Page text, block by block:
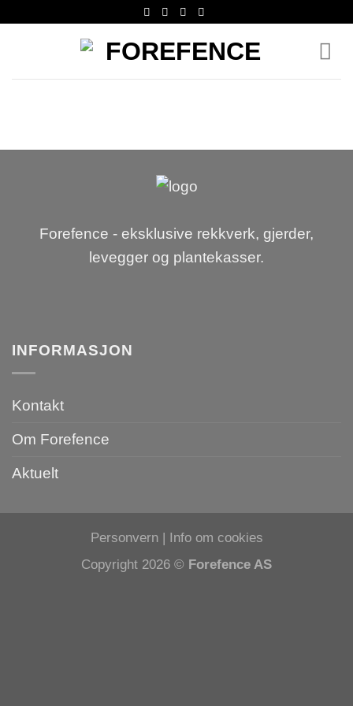
Forefence - eksklusive rekkverk, gjerder,
levegger og plantekasser.
INFORMASJON
Kontakt
Om Forefence
Aktuelt
Personvern| Info om cookies
Copyright 2026 © Forefence AS